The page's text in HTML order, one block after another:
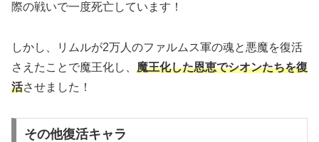
際の戦いで一度死亡しています！
しかし、リムルが2万人のファルムス軍の魂と悪魔を復活
さえたことで魔王化し、 魔王化した恩恵でシオンたちを復
活させました！
その他復活キャラ